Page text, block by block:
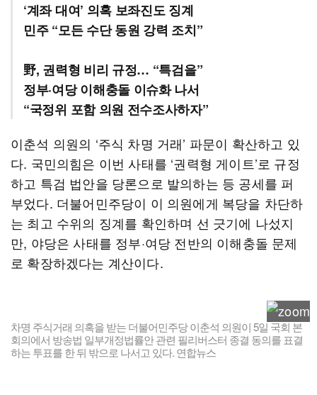
‘계좌 대여’ 의혹 보좌진도 징계
민주 “모든 수단 동원 강력 조치”
野, 권력형 비리 규정… “특검을”
정부·여당 이해충돌 이슈화 나서
“국정위 포함 의원 전수조사하자”
이춘석 의원의 ‘주식 차명 거래’ 파문이 확산하고 있
다. 국민의힘은 이번 사태를 ‘권력형 게이트’로 규정
하고 특검 법안을 당론으로 발의하는 등 공세를 퍼
부었다. 더불어민주당이 이 의원에게 복당을 차단하
는 최고 수위의 징계를 확인하며 선 긋기에 나섰지
만, 야당은 사태를 정부·여당 전반의 이해충돌 문제
로 확장하겠다는 계산이다.
차명 주식거래 의혹을 받는 더불어민주당 이춘석 의원이 5일 국회 본
회의에서 방송법 일부개정법률안 관련 필리버스터 종결 동의를 표결
하는 투표를 한 뒤 밖으로 나서고 있다. 연합뉴스